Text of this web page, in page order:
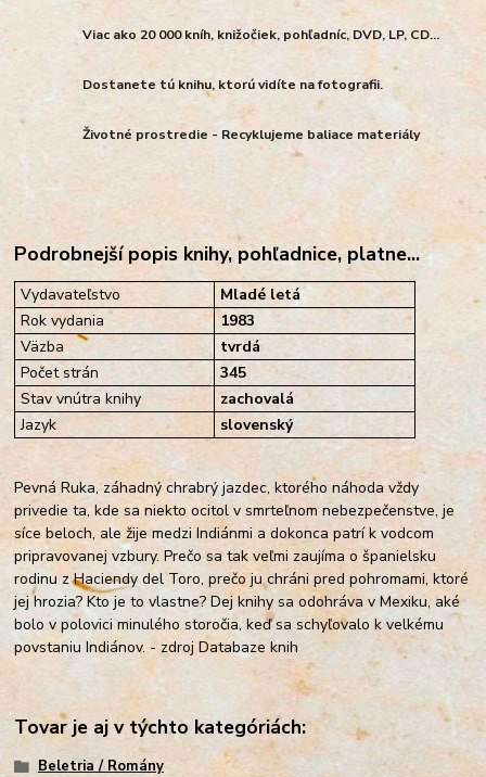
Viac ako 20 000 kníh, knižočiek, pohľadníc, DVD, LP, CD...
Dostanete tú knihu, ktorú vidíte na fotografii.
Životné prostredie - Recyklujeme baliace materiály
Podrobnejší popis knihy, pohľadnice, platne...
Vydavateľstvo
Mladé letá
Rok vydania
1983
Väzba
tvrdá
Počet strán
345
Stav vnútra knihy
zachovalá
Jazyk
slovenský
Pevná Ruka, záhadný chrabrý jazdec, ktorého náhoda vždy
privedie ta, kde sa niekto ocitol v smrteľnom nebezpečenstve, je
síce beloch, ale žije medzi Indiánmi a dokonca patrí k vodcom
pripravovanej vzbury. Prečo sa tak veľmi zaujíma o španielsku
rodinu z Haciendy del Toro, prečo ju chráni pred pohromami, ktoré
jej hrozia? Kto je to vlastne? Dej knihy sa odohráva v Mexiku, aké
bolo v polovici minulého storočia, keď sa schyľovalo k velkému
povstaniu Indiánov. - zdroj Databaze knih
Tovar je aj v týchto kategóriách:
Beletria / Romány